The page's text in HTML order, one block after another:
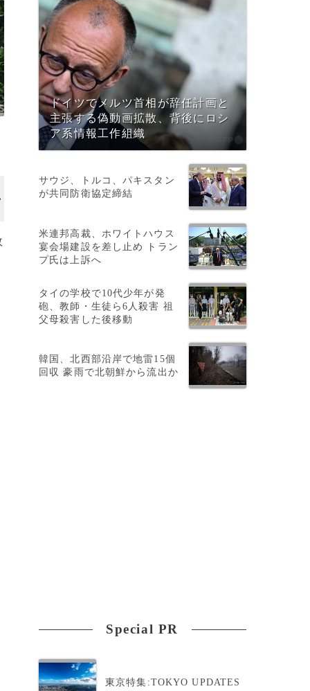
ドイツでメルツ首相が辞任計画と
主張する偽動画拡散、背後にロシ
ア系情報工作組織
サウジ、トルコ、パキスタン
が共同防衛協定締結
米連邦高裁、ホワイトハウス
宴会場建設を差し止め トラン
プ氏は上訴へ
タイの学校で10代少年が発
砲、教師・生徒ら6人殺害 祖
父母殺害した後移動
韓国、北西部沿岸で地雷15個
回収 豪雨で北朝鮮から流出か
Special PR
東京特集:TOKYO UPDATES